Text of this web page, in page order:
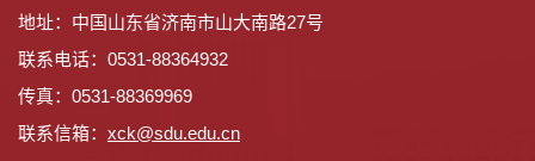
地址：中国山东省济南市山大南路27号
联系电话：0531-88364932
传真：0531-88369969
联系信箱： xck@sdu.edu.cn